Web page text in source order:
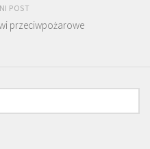
POST
przeciwpożarowe